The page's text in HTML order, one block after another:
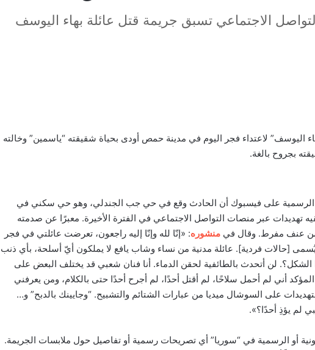
الاجتماعي تسبق جريمة قتل عائلة بهاء اليوسف
اليوسف” لاعتداء فجر اليوم في مدينة حمص أودى بحياة شقيقته “ياسمين” وخالته
بجروح بالغة.
على فيسبوك أن الحادث وقع في حي جب الجندلي، وهو حي سكني في
تهديدات عبر منصات التواصل الاجتماعي في الفترة الأخيرة. معبرًا عن صدمته
من عنف مفرط. وقال في منشوره: «إنّا لله وإنّا إليه راجعون، تعرضت عائلتي في فجر
[حالات فردية]. عائلة مدنية من نساء وشاب يافع لا يملكون أيّ أسلحة، بأي ذنب
الشكل؟. لن أتحدث بالطائفية لحقن الدماء. أنا فنان شعبي قد يختلف البعض على
أني لم أحمل سلاحًا، لم أقتل أحدًا، لم أجرح أحدًا حتى بالكلام، ومن يعرفني
على السوشال ميديا من عبارات الشتائم والتشبيح. “وجايينك بالدبح” و…
لم يؤذِ أحدًا؟».
أو الرسمية في “سوريا” أي تصريحات رسمية أو تفاصيل حول ملابسات الجريمة.